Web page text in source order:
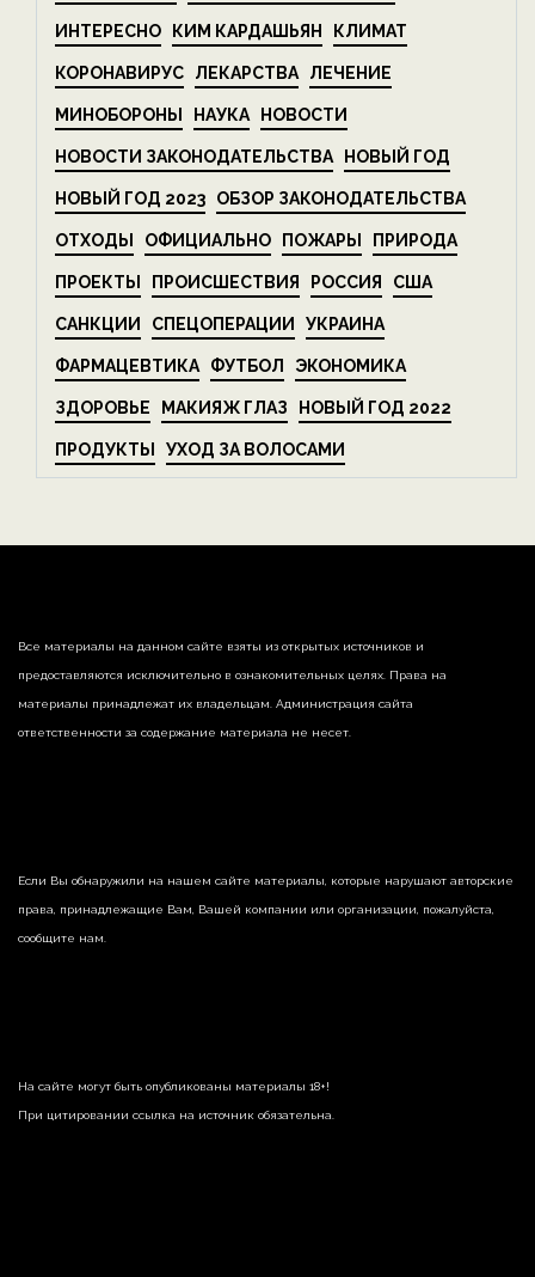
ИНТЕРЕСНО КИМ КАРДАШЬЯН КЛИМАТ
КОРОНАВИРУС ЛЕКАРСТВА ЛЕЧЕНИЕ
МИНОБОРОНЫ НАУКА НОВОСТИ
НОВОСТИ ЗАКОНОДАТЕЛЬСТВА НОВЫЙ ГОД
НОВЫЙ ГОД 2023 ОБЗОР ЗАКОНОДАТЕЛЬСТВА
ОТХОДЫ ОФИЦИАЛЬНО ПОЖАРЫ ПРИРОДА
ПРОЕКТЫ ПРОИСШЕСТВИЯ РОССИЯ США
САНКЦИИ СПЕЦОПЕРАЦИИ УКРАИНА
ФАРМАЦЕВТИКА ФУТБОЛ ЭКОНОМИКА
ЗДОРОВЬЕ МАКИЯЖ ГЛАЗ НОВЫЙ ГОД 2022
ПРОДУКТЫ УХОД ЗА ВОЛОСАМИ
Все материалы на данном сайте взяты из открытых источников и
предоставляются исключительно в ознакомительных целях. Права на
материалы принадлежат их владельцам. Администрация сайта
ответственности за содержание материала не несет.
Если Вы обнаружили на нашем сайте материалы, которые нарушают авторские
права, принадлежащие Вам, Вашей компании или организации, пожалуйста,
сообщите нам.
На сайте могут быть опубликованы материалы 18+!
При цитировании ссылка на источник обязательна.